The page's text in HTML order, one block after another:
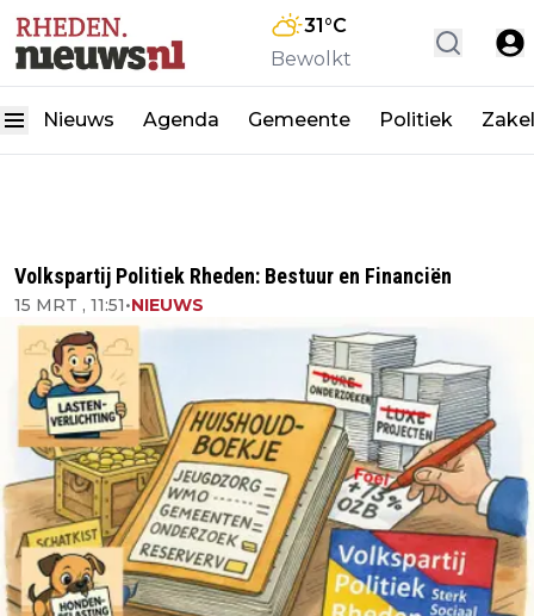
31°C
Bewolkt
Nieuws Agenda Gemeente Politiek
Volkspartij Politiek Rheden: Bestuur en Financiën
15 MRT , 11:51•NIEUWS